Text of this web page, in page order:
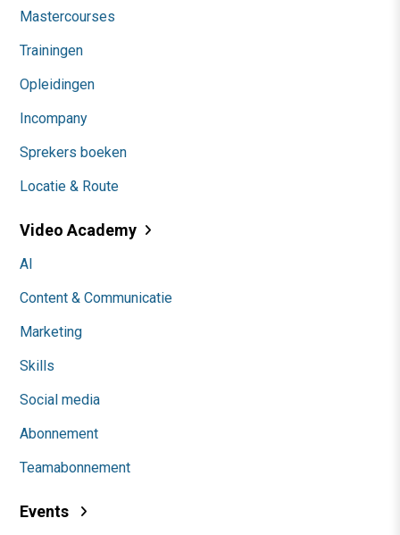
Mastercourses
Trainingen
Opleidingen
Incompany
Sprekers boeken
Locatie & Route
Video Academy
AI
Content & Communicatie
Marketing
Skills
Social media
Abonnement
Teamabonnement
Events